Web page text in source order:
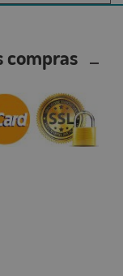
compras